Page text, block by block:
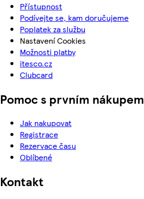
Přístupnost
Podívejte se, kam doručujeme
Poplatek za službu
Nastavení Cookies
Možnosti platby
itesco.cz
Clubcard
Pomoc s prvním nákupem
Jak nakupovat
Registrace
Rezervace času
Oblíbené
Kontakt